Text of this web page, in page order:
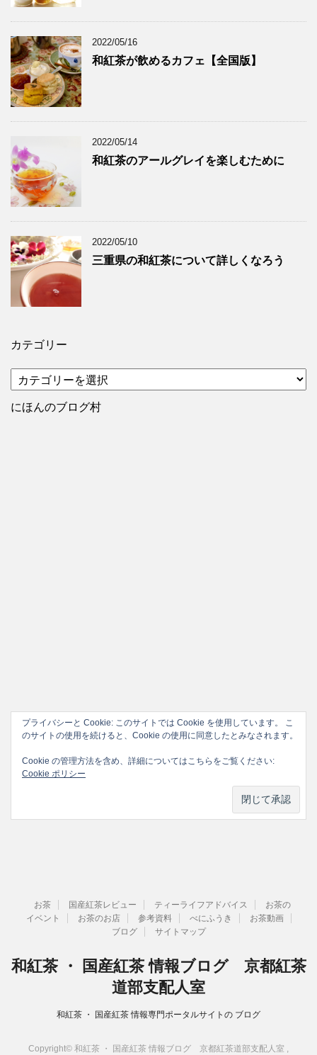
2022/05/16
和紅茶が飲めるカフェ【全国版】
2022/05/14
和紅茶のアールグレイを楽しむために
2022/05/10
三重県の和紅茶について詳しくなろう
カテゴリー
テ
ゴ
にほんのブログ村
プライバシーと Cookie: このサイトでは Cookie を使用しています。 こ
のサイトの使用を続けると、Cookie の使用に同意したとみなされます。
Cookie の管理方法を含め、詳細についてはこちらをご覧ください:
Cookie ポリシー
お茶 国産紅茶レビュー ティーライフアドバイス
お茶の
イベント
お茶のお店 参考資料 べにふうき
お茶動画
ブログ
サイトマップ
和紅茶 ・ 国産紅茶 情報ブログ 京都紅茶
道部支配人室
和紅茶 ・ 国産紅茶 情報専門ポータルサイトの ブログ
Copyright© 和紅茶 ・ 国産紅茶 情報ブログ 京都紅茶道部支配人室 ,